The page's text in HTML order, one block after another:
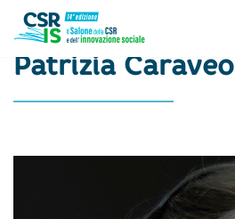
Patrizia Caraveo